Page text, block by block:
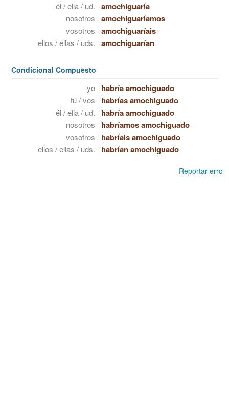
él / ella / ud. amochiguaría
nosotros amochiguaríamos
vosotros amochiguaríais
ellos / ellas / uds. amochiguarían
Condicional Compuesto
yo habría amochiguado
tú / vos habrías amochiguado
él / ella / ud. habría amochiguado
nosotros habríamos amochiguado
vosotros habríais amochiguado
ellos / ellas / uds. habrían amochiguado
Reportar erro